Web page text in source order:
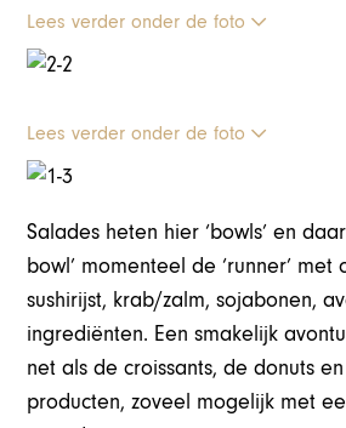
Lees verder onder de foto
Lees verder onder de foto
Salades heten hier ‘bowls’ en
bowl’ momenteel de ‘runner’
sushirijst, krab/zalm, sojabonen,
ingrediënten. Een smakelijk
net als de croissants, de donuts
producten, zoveel mogelijk met